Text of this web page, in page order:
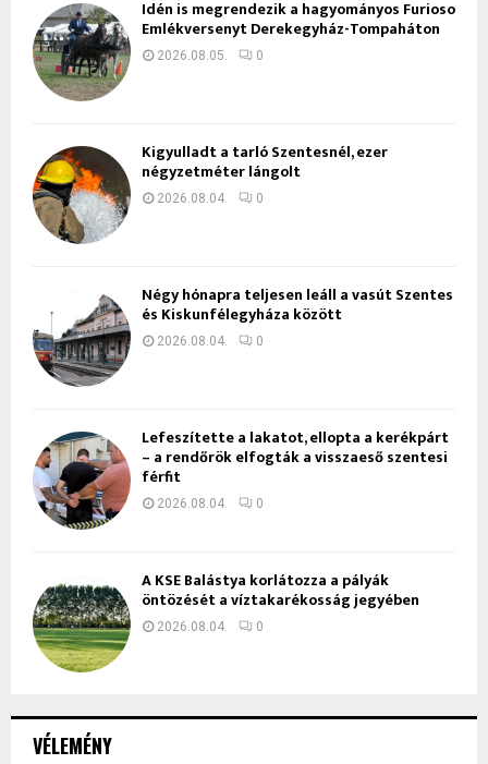
VÉLEMÉNY
Idén is megrendezik a hagyományos Furioso
Emlékversenyt Derekegyház-Tompaháton
2026.08.05. 0
Kigyulladt a tarló Szentesnél, ezer
négyzetméter lángolt
2026.08.04. 0
Négy hónapra teljesen leáll a vasút Szentes
és Kiskunfélegyháza között
2026.08.04. 0
Lefeszítette a lakatot, ellopta a kerékpárt
– a rendőrök elfogták a visszaeső szentesi
férfit
2026.08.04. 0
A KSE Balástya korlátozza a pályák
öntözését a víztakarékosság jegyében
2026.08.04. 0